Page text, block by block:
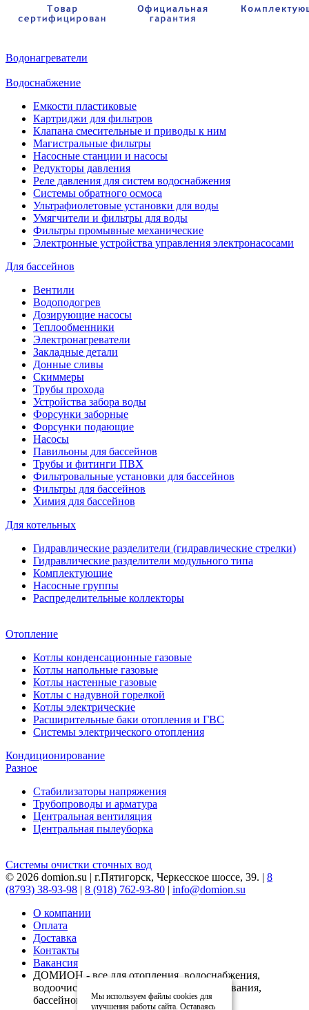
Водонагреватели
Водоснабжение
Емкости пластиковые
Картриджи для фильтров
Клапана смесительные и приводы к ним
Магистральные фильтры
Насосные станции и насосы
Редукторы давления
Реле давления для систем водоснабжения
Системы обратного осмоса
Ультрафиолетовые установки для воды
Умягчители и фильтры для воды
Фильтры промывные механические
Электронные устройства управления электронасосами
Для бассейнов
Вентили
Водоподогрев
Дозирующие насосы
Теплообменники
Электронагреватели
Закладные детали
Донные сливы
Скиммеры
Трубы прохода
Устройства забора воды
Форсунки заборные
Форсунки подающие
Насосы
Павильоны для бассейнов
Трубы и фитинги ПВХ
Фильтровальные установки для бассейнов
Фильтры для бассейнов
Химия для бассейнов
Для котельных
Гидравлические разделители (гидравлические стрелки)
Гидравлические разделители модульного типа
Комплектующие
Насосные группы
Распределительные коллекторы
Отопление
Котлы конденсационные газовые
Котлы напольные газовые
Котлы настенные газовые
Котлы с надувной горелкой
Котлы электрические
Расширительные баки отопления и ГВС
Системы электрического отопления
Кондиционирование
Разное
Стабилизаторы напряжения
Трубопроводы и арматура
Центральная вентиляция
Центральная пылеуборка
Системы очистки сточных вод
© 2026 domion.su | г.Пятигорск, Черкесское шоссе, 39. | 8
(8793) 38-93-98 | 8 (918) 762-93-80 | info@domion.su
О компании
Оплата
Доставка
Контакты
Вакансия
ДОМИОН - все для отопления, водоснабжения,
водоочистки, вентиляции, кондиционирования,
бассейнов
Мы используем файлы cookies для
улучшения работы сайта. Оставаясь